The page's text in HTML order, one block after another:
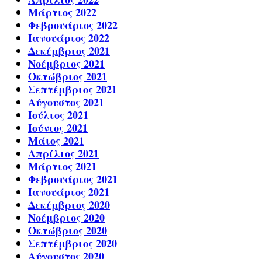
Μάρτιος 2022
Φεβρουάριος 2022
Ιανουάριος 2022
Δεκέμβριος 2021
Νοέμβριος 2021
Οκτώβριος 2021
Σεπτέμβριος 2021
Αύγουστος 2021
Ιούλιος 2021
Ιούνιος 2021
Μάιος 2021
Απρίλιος 2021
Μάρτιος 2021
Φεβρουάριος 2021
Ιανουάριος 2021
Δεκέμβριος 2020
Νοέμβριος 2020
Οκτώβριος 2020
Σεπτέμβριος 2020